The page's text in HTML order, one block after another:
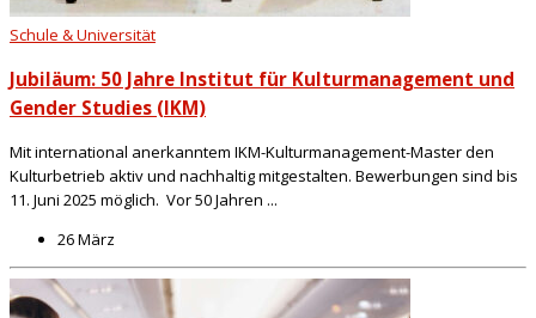
Schule & Universität
Jubiläum: 50 Jahre Institut für Kulturmanagement und
Gender Studies (IKM)
Mit international anerkanntem IKM-Kulturmanagement-Master den
Kulturbetrieb aktiv und nachhaltig mitgestalten. Bewerbungen sind bis
11. Juni 2025 möglich. Vor 50 Jahren ...
26 März